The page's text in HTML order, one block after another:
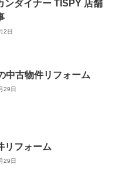
ンダイナー TISPY 店舗
2日
中古物件リフォーム
29日
リフォーム
29日